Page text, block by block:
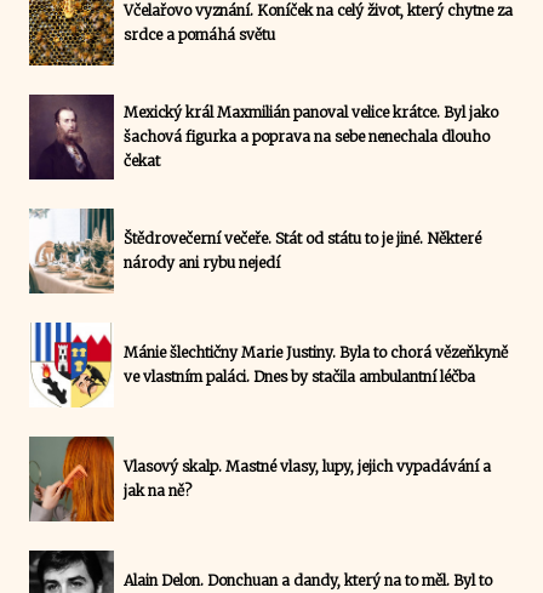
Včelařovo vyznání. Koníček na celý život, který chytne za
srdce a pomáhá světu
Mexický král Maxmilián panoval velice krátce. Byl jako
šachová figurka a poprava na sebe nenechala dlouho
čekat
Štědrovečerní večeře. Stát od státu to je jiné. Některé
národy ani rybu nejedí
Mánie šlechtičny Marie Justiny. Byla to chorá vězeňkyně
ve vlastním paláci. Dnes by stačila ambulantní léčba
Vlasový skalp. Mastné vlasy, lupy, jejich vypadávání a
jak na ně?
Alain Delon. Donchuan a dandy, který na to měl. Byl to